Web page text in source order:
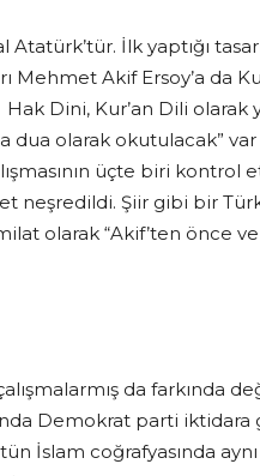
Atatürk’tür. İlk yaptığı
Mehmet Akif Ersoy’a
Dini, Kur’an Dili olarak
olarak okutulacak” var
üçte biri
neşredildi. Şiir gibi bir
olarak “Akif’ten önce ve
da farkında
Demokrat parti
İslam coğrafyasında